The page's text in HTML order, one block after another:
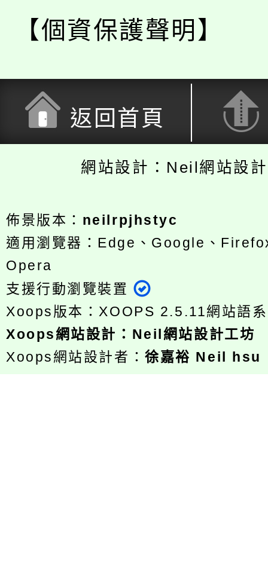
【個資保護聲明】
返回首頁
網站設計：Neil網站設
佈景版本： neilrpjhstyc
適用瀏覽器：Edge、Google、
Opera
支援行動瀏覽裝置
Xoops版本： XOOPS 2.5.11網站語
Xoops網站設計 ： Neil網站設計工坊
Xoops網站設計者：徐嘉裕 Neil hsu